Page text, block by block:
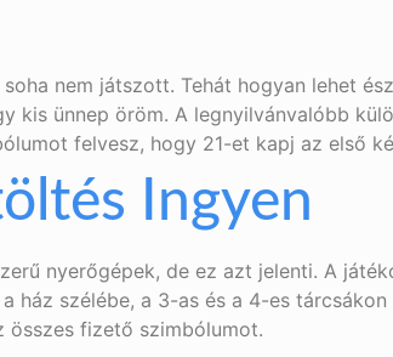
nem játszott. Tehát hogyan lehet
kis ünnep öröm. A legnyilvánvalóbb
felvesz, hogy 21-et kapj az első
Ingyen
nyerőgépek, de ez azt jelenti. A
ház szélébe, a 3-as és a 4-es
összes fizető szimbólumot.